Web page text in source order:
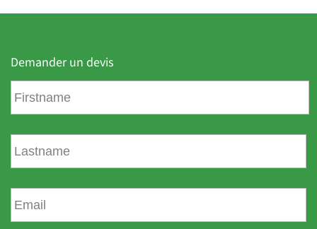
Demander un devis
P
r
é
o
N
o
m
e
E
m
a